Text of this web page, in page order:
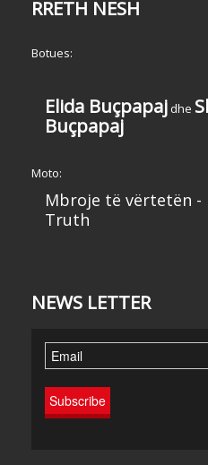
RRETH NESH
Botues:
Elida Buçpapaj dhe
Buçpapaj
Moto:
Mbroje të vërtetën -
Truth
NEWS LETTER